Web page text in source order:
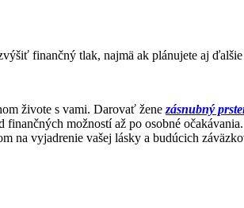
finančný tlak, najmä ak plánujete aj
živote s vami. Darovať žene zásnubný
možností až po osobné
na vyjadrenie vašej lásky a budúcich